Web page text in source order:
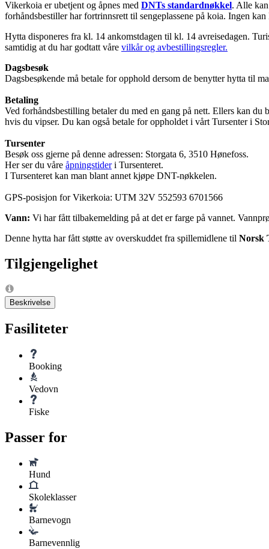
Vikerkoia er ubetjent og åpnes med DNTs standardnøkkel. Alle
forhåndsbestiller har fortrinnsrett til sengeplassene på koia. Ingen
Hytta disponeres fra kl. 14 ankomstdagen til kl. 14 avreisedagen.
samtidig at du har godtatt våre vilkår og avbestillingsregler.
Dagsbesøk
Dagsbesøkende må betale for opphold dersom de benytter hytta til
Betaling
Ved forhåndsbestilling betaler du med en gang på nett. Ellers kan
hvis du vipser. Du kan også betale for oppholdet i vårt Tursenter i
Tursenter
Besøk oss gjerne på denne adressen: Storgata 6, 3510 Hønefoss.
Her ser du våre åpningstideri Tursenteret.
I Tursenteret kan man blant annet kjøpe DNT-nøkkelen.
GPS-posisjon for Vikerkoia: UTM 32V 552593 6701566
Vann: Vi har fått tilbakemelding på at det er farge på vannet.
Denne hytta har fått støtte av overskuddet fra spillemidlene til Norsk
Tilgjengelighet
Beskrivelse
Fasiliteter
Booking
Vedovn
Fiske
Passer for
Hund
Skoleklasser
Barnevogn
Barnevennlig